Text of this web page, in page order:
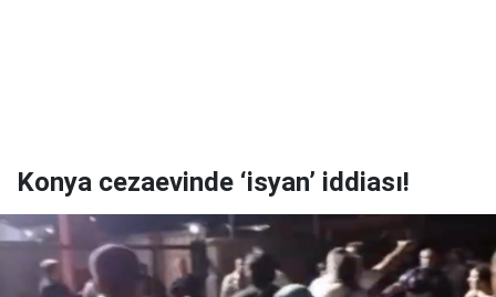
Konya cezaevinde ‘isyan’ iddiası!